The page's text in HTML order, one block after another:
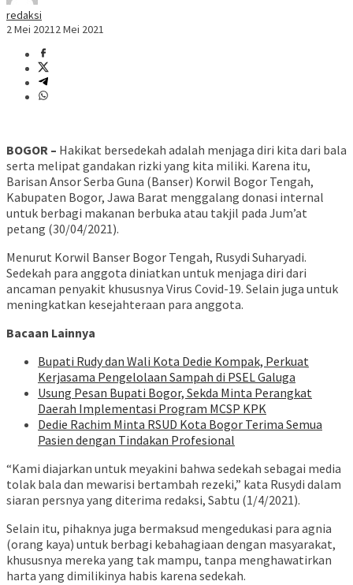
redaksi
2 Mei 20212 Mei 2021
BOGOR – Hakikat bersedekah adalah menjaga diri kita dari bala
serta melipat gandakan rizki yang kita miliki. Karena itu,
Barisan Ansor Serba Guna (Banser) Korwil Bogor Tengah,
Kabupaten Bogor, Jawa Barat menggalang donasi internal
untuk berbagi makanan berbuka atau takjil pada Jum’at
petang (30/04/2021).
Menurut Korwil Banser Bogor Tengah, Rusydi Suharyadi.
Sedekah para anggota diniatkan untuk menjaga diri dari
ancaman penyakit khususnya Virus Covid-19. Selain juga untuk
meningkatkan kesejahteraan para anggota.
Bacaan Lainnya
Bupati Rudy dan Wali Kota Dedie Kompak, Perkuat
Kerjasama Pengelolaan Sampah di PSEL Galuga
Usung Pesan Bupati Bogor, Sekda Minta Perangkat
Daerah Implementasi Program MCSP KPK
Dedie Rachim Minta RSUD Kota Bogor Terima Semua
Pasien dengan Tindakan Profesional
“Kami diajarkan untuk meyakini bahwa sedekah sebagai media
tolak bala dan mewarisi bertambah rezeki,” kata Rusydi dalam
siaran persnya yang diterima redaksi, Sabtu (1/4/2021).
Selain itu, pihaknya juga bermaksud mengedukasi para agnia
(orang kaya) untuk berbagi kebahagiaan dengan masyarakat,
khususnya mereka yang tak mampu, tanpa menghawatirkan
harta yang dimilikinya habis karena sedekah.